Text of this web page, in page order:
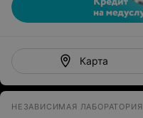
Карта
НЕЗАВИСИМАЯ ЛАБОРАТОРИЯ